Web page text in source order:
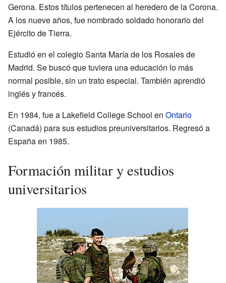
Gerona. Estos títulos pertenecen al heredero de la Corona.
A los nueve años, fue nombrado soldado honorario del
Ejército de Tierra.
Estudió en el colegio Santa María de los Rosales de
Madrid. Se buscó que tuviera una educación lo más
normal posible, sin un trato especial. También aprendió
inglés y francés.
En 1984, fue a Lakefield College School en Ontario
(Canadá) para sus estudios preuniversitarios. Regresó a
España en 1985.
Formación militar y estudios
universitarios